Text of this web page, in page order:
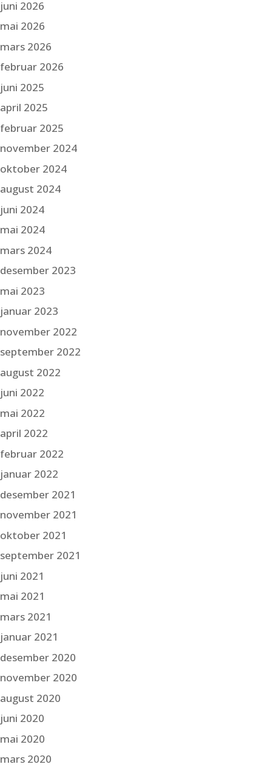
juni 2026
mai 2026
mars 2026
februar 2026
juni 2025
april 2025
februar 2025
november 2024
oktober 2024
august 2024
juni 2024
mai 2024
mars 2024
desember 2023
mai 2023
januar 2023
november 2022
september 2022
august 2022
juni 2022
mai 2022
april 2022
februar 2022
januar 2022
desember 2021
november 2021
oktober 2021
september 2021
juni 2021
mai 2021
mars 2021
januar 2021
desember 2020
november 2020
august 2020
juni 2020
mai 2020
mars 2020